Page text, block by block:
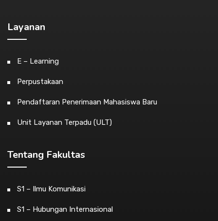
Layanan
E – Learning
Perpustakaan
Pendaftaran Penerimaan Mahasiswa Baru
Unit Layanan Terpadu (ULT)
Tentang Fakultas
S1 – Ilmu Komunikasi
S1 – Hubungan Internasional